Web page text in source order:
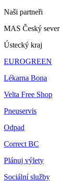
Naši partneři
MAS Český sever
Ústecký kraj
EUROGREEN
Lékarna Bona
Velta Free Shop
Pneuservis
Odpad
Correct BC
Plánuj výlety
Sociální služby